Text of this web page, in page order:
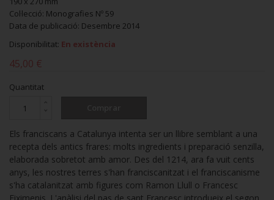
Col·lecció: Monografies Nº 59
Data de publicació: Desembre 2014
Disponibilitat: En existència
45,00 €
Quantitat
Els franciscans a Catalunya intenta ser un llibre semblant a una
recepta dels antics frares: molts ingredients i preparació senzilla,
elaborada sobretot amb amor. Des del 1214, ara fa vuit cents
anys, les nostres terres s'han franciscanitzat i el franciscanisme
s'ha catalanitzat amb figures com Ramon Llull o Francesc